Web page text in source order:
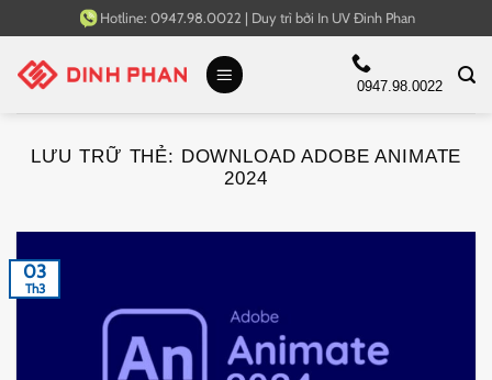
qua
nội
Hotline: 0947.98.0022 | Duy trì bởi In UV Đinh Phan
0947.98.0022
LƯU TRỮ THẺ: DOWNLOAD ADOBE ANIMATE
2024
03
Th3